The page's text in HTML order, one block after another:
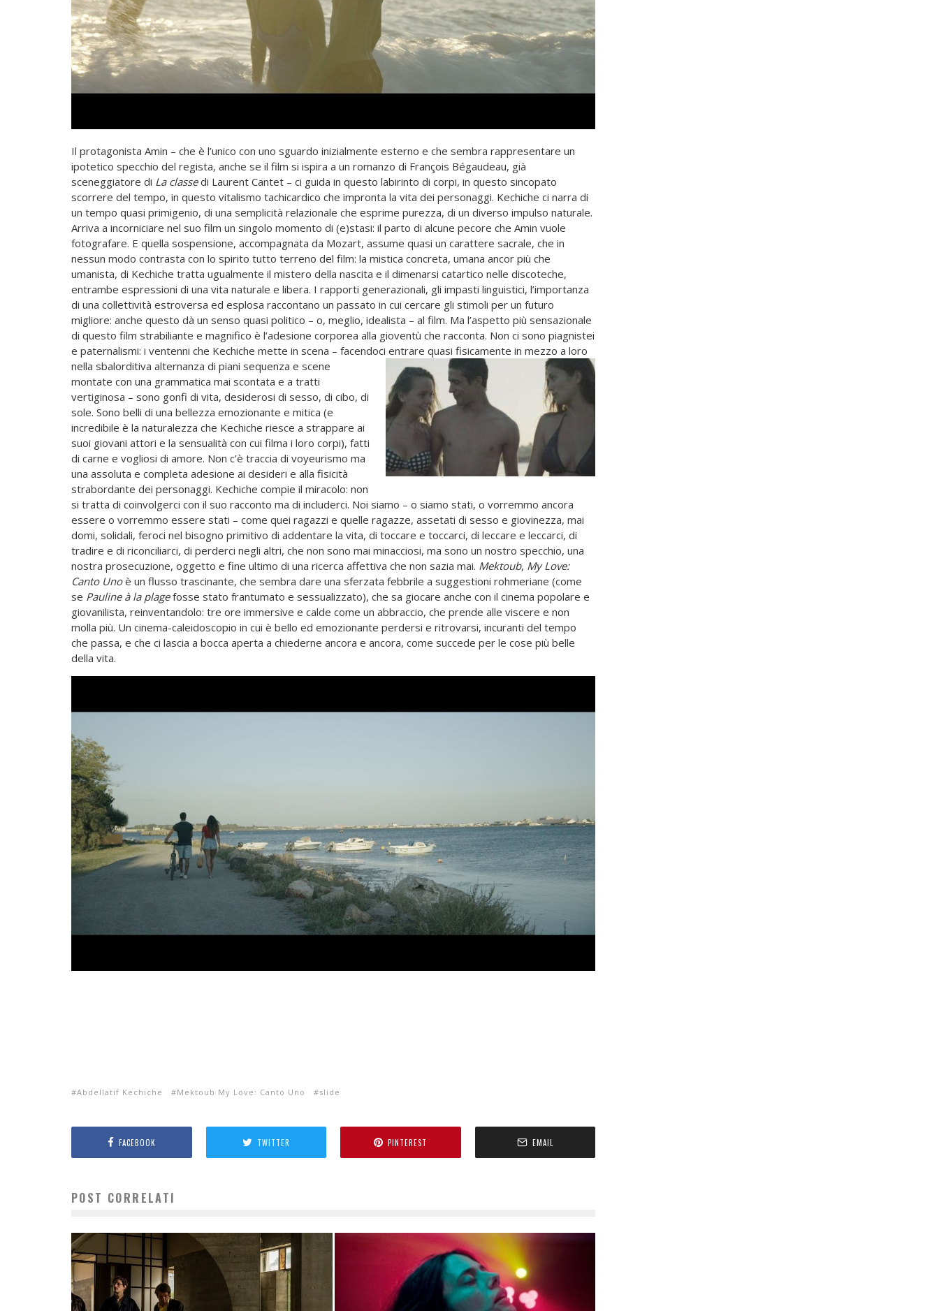
Il protagonista Amin – che è l’unico con uno sguardo inizialmente esterno e che sembra rappresentare un
ipotetico specchio del regista, anche se il film si ispira a un romanzo di François Bégaudeau, già
sceneggiatore di La classedi Laurent Cantet – ci guida in questo labirinto di corpi, in questo sincopato
scorrere del tempo, in questo vitalismo tachicardico che impronta la vita dei personaggi. Kechiche ci narra di
un tempo quasi primigenio, di una semplicità relazionale che esprime purezza, di un diverso impulso naturale.
Arriva a incorniciare nel suo film un singolo momento di (e)stasi: il parto di alcune pecore che Amin vuole
fotografare. E quella sospensione, accompagnata da Mozart, assume quasi un carattere sacrale, che in
nessun modo contrasta con lo spirito tutto terreno del film: la mistica concreta, umana ancor più che
umanista, di Kechiche tratta ugualmente il mistero della nascita e il dimenarsi catartico nelle discoteche,
entrambe espressioni di una vita naturale e libera. I rapporti generazionali, gli impasti linguistici, l’importanza
di una collettività estroversa ed esplosa raccontano un passato in cui cercare gli stimoli per un futuro
migliore: anche questo dà un senso quasi politico – o, meglio, idealista – al film. Ma l’aspetto più sensazionale
di questo film strabiliante e magnifico è l’adesione corporea alla gioventù che racconta. Non ci sono piagnistei
e paternalismi: i ventenni che Kechiche mette in scena – facendoci entrare quasi fisicamente in mezzo a loro
nella sbalorditiva alternanza di piani sequenza e scene
montate con una grammatica mai scontata e a tratti
vertiginosa – sono gonfi di vita, desiderosi di sesso, di cibo, di
sole. Sono belli di una bellezza emozionante e mitica (e
incredibile è la naturalezza che Kechiche riesce a strappare ai
suoi giovani attori e la sensualità con cui filma i loro corpi), fatti
di carne e vogliosi di amore. Non c’è traccia di voyeurismo ma
una assoluta e completa adesione ai desideri e alla fisicità
strabordante dei personaggi. Kechiche compie il miracolo: non
si tratta di coinvolgerci con il suo racconto ma di includerci. Noi siamo – o siamo stati, o vorremmo ancora
essere o vorremmo essere stati – come quei ragazzi e quelle ragazze, assetati di sesso e giovinezza, mai
domi, solidali, feroci nel bisogno primitivo di addentare la vita, di toccare e toccarci, di leccare e leccarci, di
tradire e di riconciliarci, di perderci negli altri, che non sono mai minacciosi, ma sono un nostro specchio, una
nostra prosecuzione, oggetto e fine ultimo di una ricerca affettiva che non sazia mai. Mektoub, My Love:
Canto Unoè un flusso trascinante, che sembra dare una sferzata febbrile a suggestioni rohmeriane (come
se Pauline à la plagefosse stato frantumato e sessualizzato), che sa giocare anche con il cinema popolare e
giovanilista, reinventandolo: tre ore immersive e calde come un abbraccio, che prende alle viscere e non
molla più. Un cinema-caleidoscopio in cui è bello ed emozionante perdersi e ritrovarsi, incuranti del tempo
che passa, e che ci lascia a bocca aperta a chiederne ancora e ancora, come succede per le cose più belle
della vita.
Abdellatif Kechiche Mektoub My Love: Canto Uno slide
FACEBOOK TWITTER PINTEREST EMAIL
POST CORRELATI